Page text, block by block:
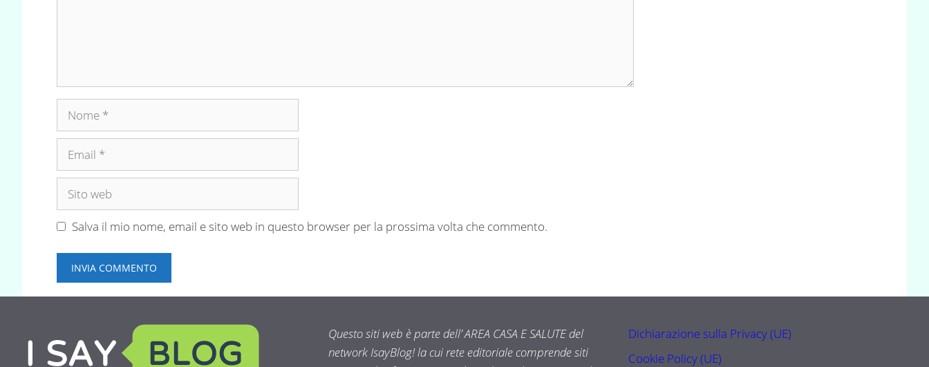
Nome
Email
Sito
Salva il mio nome, email e sito web in questo browser per la prossima volta che commento.
Questo siti web è parte dell’ AREA CASA E SALUTE del
network IsayBlog! la cui rete editoriale comprende siti
Dichiarazione sulla Privacy (UE)
Cookie Policy (UE)